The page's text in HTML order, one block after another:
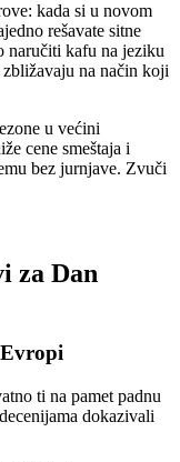
kada si u novom
rešavate sitne
naručiti kafu na jeziku
na način koji
u većini
cene smeštaja i
bez jurnjave. Zvuči
za Dan
ti na pamet padnu
dokazivali